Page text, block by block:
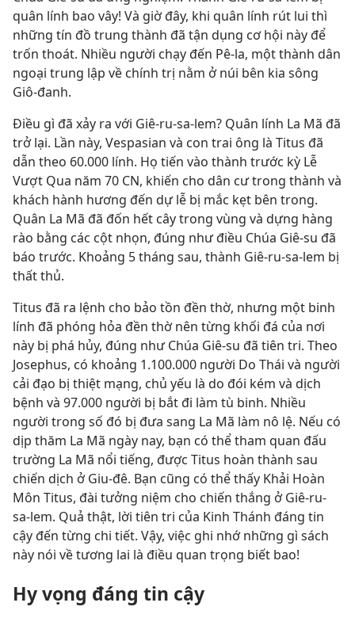
quân lính bao vây! Và giờ đây, khi quân lính rút lui thì
những tín đồ trung thành đã tận dụng cơ hội này để
trốn thoát. Nhiều người chạy đến Pê-la, một thành dân
ngoại trung lập về chính trị nằm ở núi bên kia sông
Giô-đanh.
Điều gì đã xảy ra với Giê-ru-sa-lem? Quân lính La Mã đã
trở lại. Lần này, Vespasian và con trai ông là Titus đã
dẫn theo 60.000 lính. Họ tiến vào thành trước kỳ Lễ
Vượt Qua năm 70 CN, khiến cho dân cư trong thành và
khách hành hương đến dự lễ bị mắc kẹt bên trong.
Quân La Mã đã đốn hết cây trong vùng và dựng hàng
rào bằng các cột nhọn, đúng như điều Chúa Giê-su đã
báo trước. Khoảng 5 tháng sau, thành Giê-ru-sa-lem bị
thất thủ.
Titus đã ra lệnh cho bảo tồn đền thờ, nhưng một binh
lính đã phóng hỏa đền thờ nên từng khối đá của nơi
này bị phá hủy, đúng như Chúa Giê-su đã tiên tri. Theo
Josephus, có khoảng 1.100.000 người Do Thái và người
cải đạo bị thiệt mạng, chủ yếu là do đói kém và dịch
bệnh và 97.000 người bị bắt đi làm tù binh. Nhiều
người trong số đó bị đưa sang La Mã làm nô lệ. Nếu có
dịp thăm La Mã ngày nay, bạn có thể tham quan đấu
trường La Mã nổi tiếng, được Titus hoàn thành sau
chiến dịch ở Giu-đê. Bạn cũng có thể thấy Khải Hoàn
Môn Titus, đài tưởng niệm cho chiến thắng ở Giê-ru-
sa-lem. Quả thật, lời tiên tri của Kinh Thánh đáng tin
cậy đến từng chi tiết. Vậy, việc ghi nhớ những gì sách
này nói về tương lai là điều quan trọng biết bao!
Hy vọng đáng tin cậy